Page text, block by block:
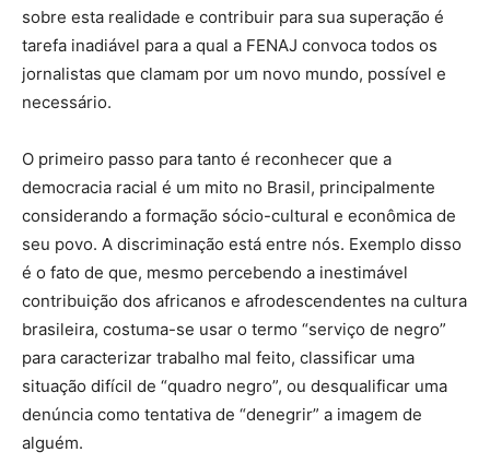
sobre esta realidade e contribuir para sua superação é
tarefa inadiável para a qual a FENAJ convoca todos os
jornalistas que clamam por um novo mundo, possível e
necessário.
O primeiro passo para tanto é reconhecer que a
democracia racial é um mito no Brasil, principalmente
considerando a formação sócio-cultural e econômica de
seu povo. A discriminação está entre nós. Exemplo disso
é o fato de que, mesmo percebendo a inestimável
contribuição dos africanos e afrodescendentes na cultura
brasileira, costuma-se usar o termo “serviço de negro”
para caracterizar trabalho mal feito, classificar uma
situação difícil de “quadro negro”, ou desqualificar uma
denúncia como tentativa de “denegrir” a imagem de
alguém.